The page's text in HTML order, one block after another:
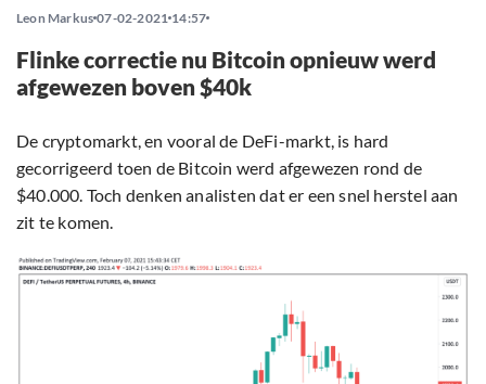
Leon Markus 07-02-2021 14:57
Flinke correctie nu Bitcoin opnieuw werd
afgewezen boven $40k
De cryptomarkt, en vooral de DeFi-markt, is hard
gecorrigeerd toen de Bitcoin werd afgewezen rond de
$40.000. Toch denken analisten dat er een snel herstel aan
zit te komen.